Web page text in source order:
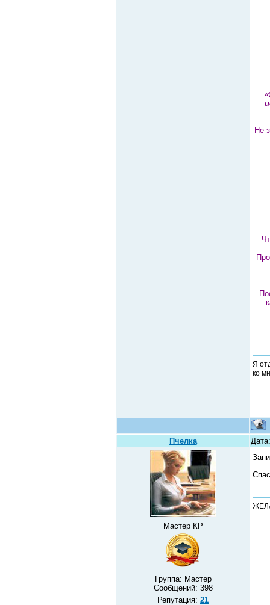
Не
Я
ко
Пчелка
Мастер КР
Группа: Мастер
Сообщений: 398
Репутация: 21